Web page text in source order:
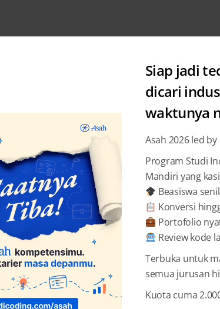
Category:
Siap jadi
dicari
waktunya
Asah 2026 led
Program Studi
Mandiri yang
Beasiswa
Konversi
Portofolio
Review kode
Terbuka untuk
semua jurusan
Kuota cuma